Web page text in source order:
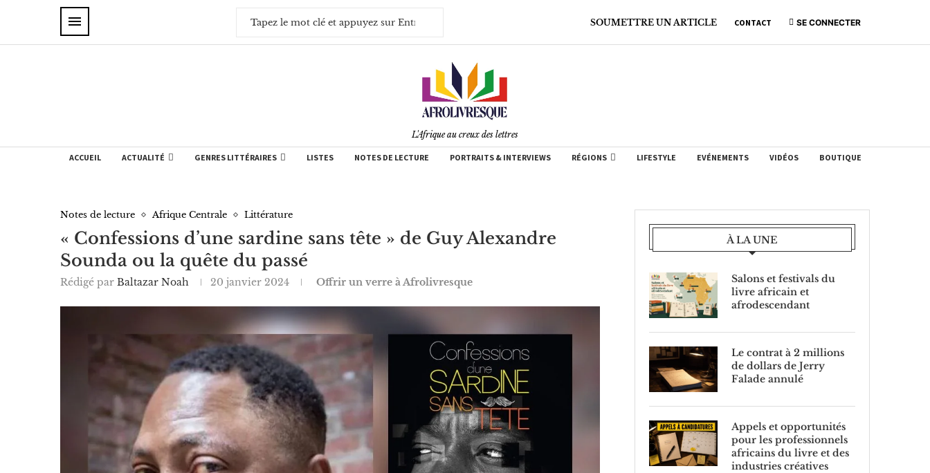
SOUMETTRE UN ARTICLE CONTACT SE CONNECTER
L'Afrique au creux des lettres
ACCUEIL ACTUALITÉ GENRES LITTÉRAIRES LISTES NOTES DE LECTURE PORTRAITS & INTERVIEWS RÉGIONS LIFESTYLE EVÉNEMENTS VIDÉOS BOUTIQUE
Notes de lecture Afrique Centrale Littérature
« Confessions d’une sardine sans tête » de Guy Alexandre
Sounda ou la quête du passé
Rédigé par Baltazar Noah 20 janvier 2024 Offrir un verre à Afrolivresque
À LA UNE
Salons et festivals du
livre africain et
afrodescendant
Le contrat à 2 millions
de dollars de Jerry
Falade annulé
Appels et opportunités
pour les professionnels
africains du livre et des
industries créatives